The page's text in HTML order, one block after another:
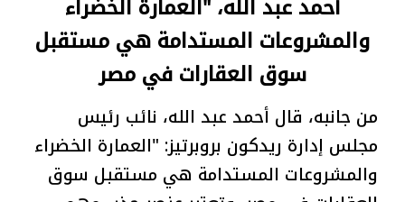
أحمد عبد الله، "العمارة الخضراء
والمشروعات المستدامة هي مستقبل
سوق العقارات في مصر
من جانبه، قال أحمد عبد الله، نائب رئيس
مجلس إدارة ريدكون بروبرتيز: "العمارة الخضراء
والمشروعات المستدامة هي مستقبل سوق